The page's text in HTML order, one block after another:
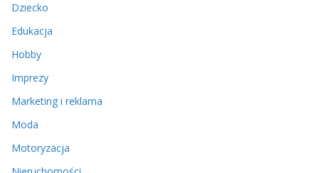
Dziecko
Edukacja
Hobby
Imprezy
Marketing i reklama
Moda
Motoryzacja